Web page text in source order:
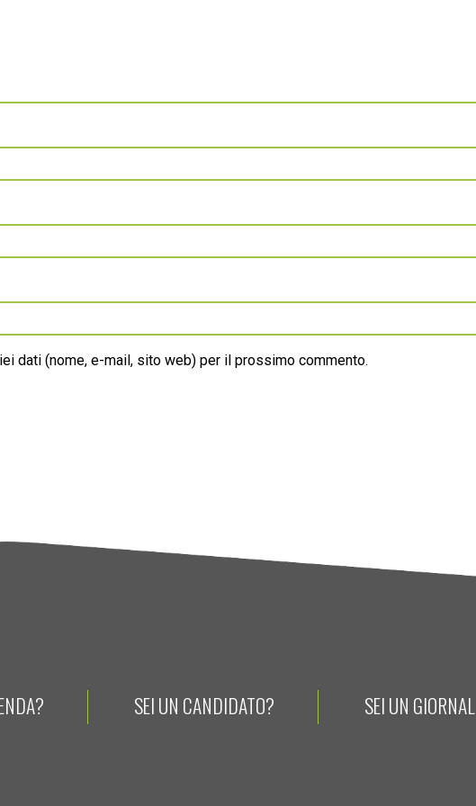
dati (nome, e-mail, sito web) per il prossimo commento.
SEI UN CANDIDATO? SEI UN